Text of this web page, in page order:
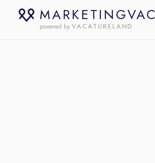
MARKETINGVAC
powered by VACATURELAND